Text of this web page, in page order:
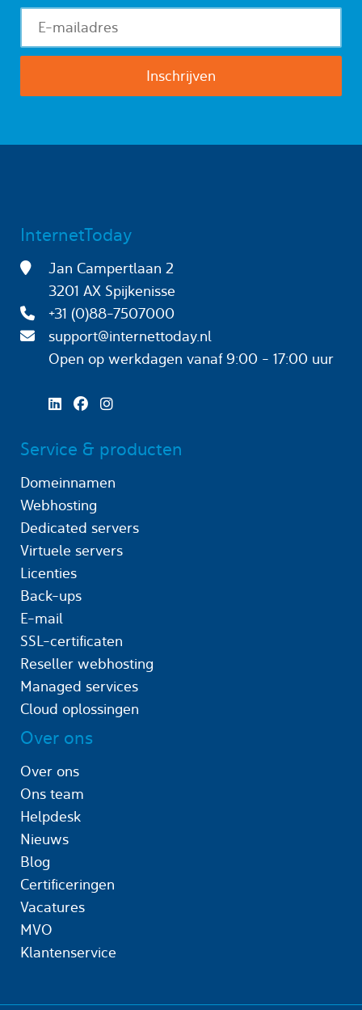
InternetToday
Jan Campertlaan 2
3201 AX Spijkenisse
+31 (0)88-7507000
support@internettoday.nl
Open op werkdagen
vanaf 9:00 - 17:00 uur
Service & producten
Domeinnamen
Webhosting
Dedicated servers
Virtuele servers
Licenties
Back-ups
E-mail
SSL-certificaten
Reseller webhosting
Managed services
Cloud oplossingen
Over ons
Over ons
Ons team
Helpdesk
Nieuws
Blog
Certificeringen
Vacatures
MVO
Klantenservice